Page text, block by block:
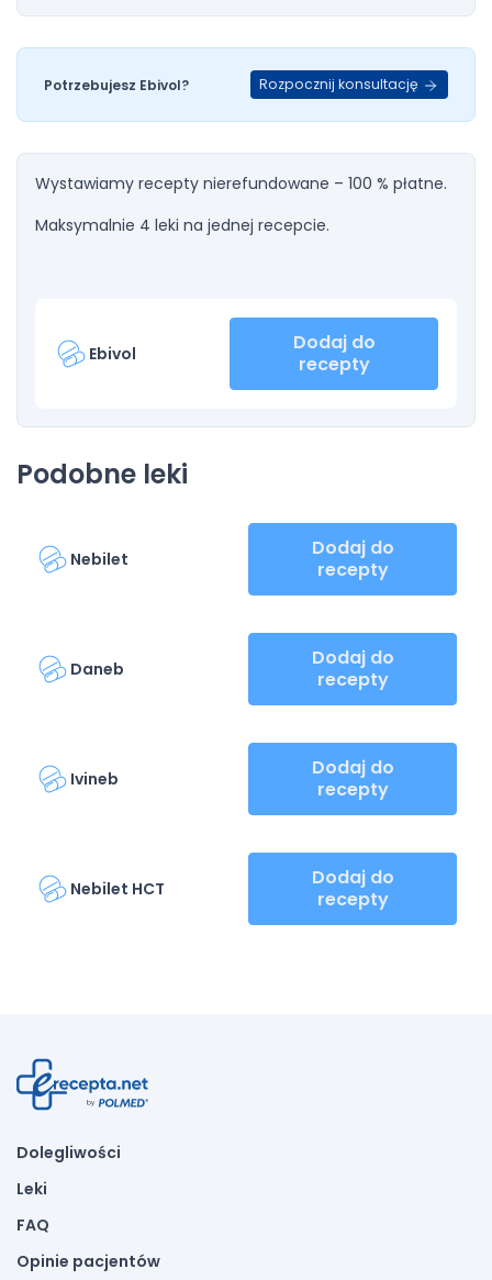
Potrzebujesz Ebivol? Rozpocznij konsultację
Wystawiamy recepty nierefundowane – 100 % płatne.
Maksymalnie 4 leki na jednej recepcie.
Ebivol
Dodaj do
recepty
Podobne leki
Nebilet
Dodaj do
recepty
Daneb
Dodaj do
recepty
Ivineb
Dodaj do
recepty
Nebilet HCT
Dodaj do
recepty
Dolegliwości
Leki
FAQ
Opinie pacjentów